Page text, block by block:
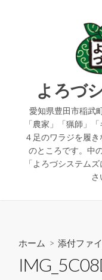
よろづ
愛知県豊田市稲武
「農家」「猟師」
４足のワラジを履
のところです。中
「よろづシステム
さ
ホーム > 添付ファ